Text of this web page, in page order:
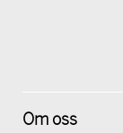
Om oss